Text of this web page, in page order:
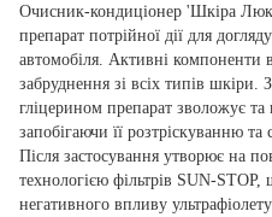
Очисник-кондиціонер 'Шкіра
препарат потрійної дії для
автомобіля. Активні компоненти
забруднення зі всіх типів шкіри.
гліцерином препарат зволожує та
запобігаючи її розтріскуванню та
Після застосування утворює на
технологією фільтрів SUN-
негативного впливу